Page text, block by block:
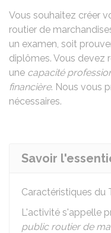
Vous souhaitez créer
routier de
un examen, soit
diplômes. Vous devez
une capacité
financière. Nous vous
nécessaires.
Savoir
Caractéristiques du
L'activité s'appelle
public routier de